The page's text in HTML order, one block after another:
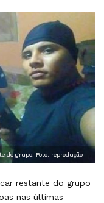
de grupo. Foto: reprodução
restante do grupo
nas últimas